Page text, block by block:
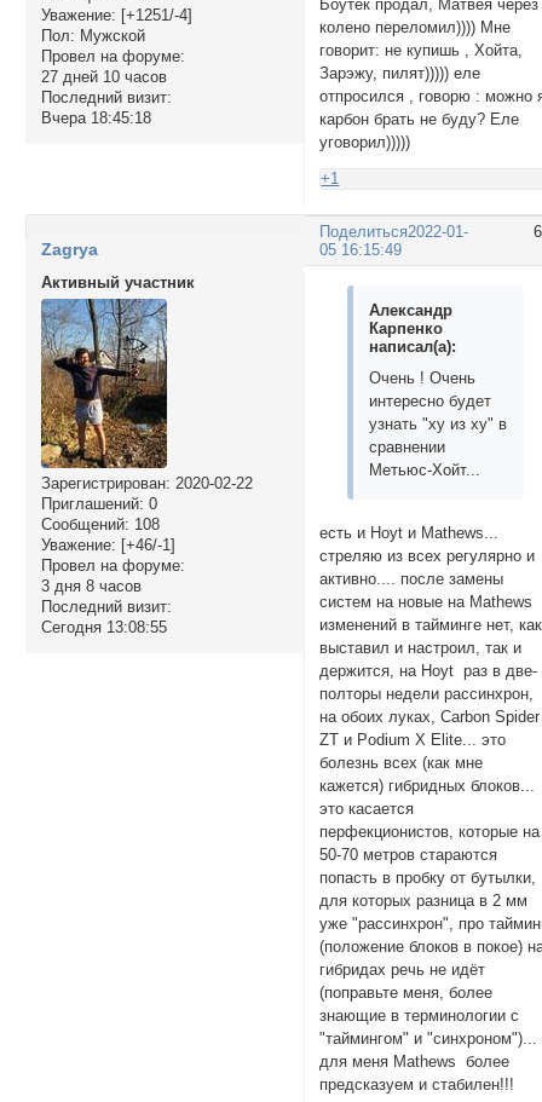
Уважение: [+1251/-4]
Пол: Мужской
Провел на форуме:
27 дней 10 часов
Последний визит:
Вчера 18:45:18
Боутек продал, Матвея через
колено переломил)))) Мне
говорит: не купишь , Хойта,
Зарэжу, пилят))))) еле
отпросился , говорю : можно
карбон брать не буду? Еле
уговорил)))))
+1
Поделиться2022-01-
05 16:15:49
Zagrya
Активный участник
Зарегистрирован: 2020-02-22
Приглашений: 0
Сообщений: 108
Уважение: [+46/-1]
Провел на форуме:
3 дня 8 часов
Последний визит:
Сегодня 13:08:55
Александр
Карпенко
написал(а):
Очень ! Очень
интересно будет
узнать "ху из ху" в
сравнении
Метьюс-Хойт...
есть и Hoyt и Mathews...
стреляю из всех регулярно и
активно.... после замены
систем на новые на Mathews
изменений в тайминге нет, как
выставил и настроил, так и
держится, на Hoyt раз в две-
полторы недели рассинхрон,
на обоих луках, Carbon Spider
ZT и Podium X Elite... это
болезнь всех (как мне
кажется) гибридных блоков...
это касается
перфекционистов, которые на
50-70 метров стараются
попасть в пробку от бутылки,
для которых разница в 2 мм
уже "рассинхрон", про
(положение блоков в покое)
гибридах речь не идёт
(поправьте меня, более
знающие в терминологии с
"таймингом" и "синхроном")...
для меня Mathews более
предсказуем и стабилен!!!